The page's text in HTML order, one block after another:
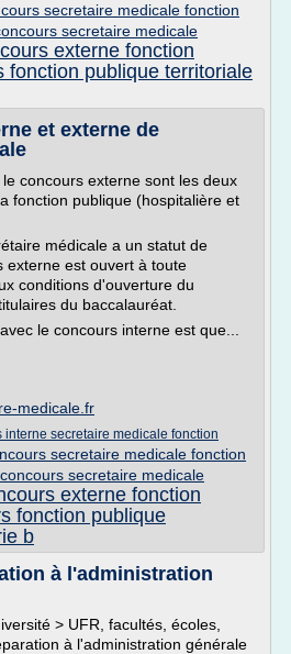
secretaire medicale fonction
secretaire medicale
externe fonction
fonction publique territoriale
et externe de
concours externe sont les deux
fonction publique (hospitalière et
médicale a un statut de
externe est ouvert à toute
conditions d'ouverture du
du baccalauréat.
le concours interne est que...
medicale.fr
interne secretaire medicale fonction
secretaire medicale fonction
concours secretaire medicale
externe fonction
fonction publique
b
à l'administration
> UFR, facultés, écoles,
à l'administration générale